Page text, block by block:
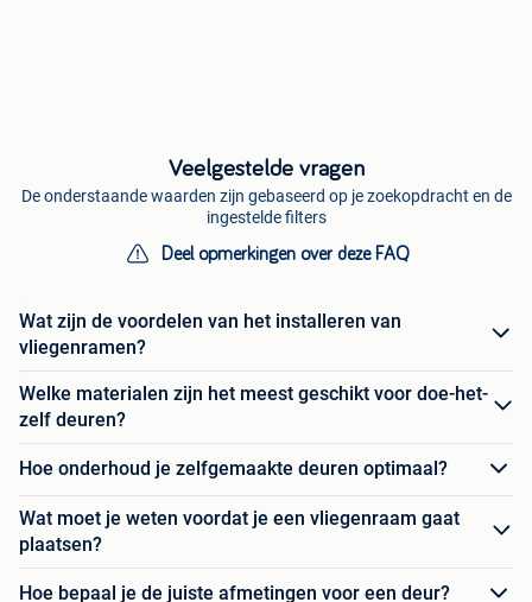
Veelgestelde vragen
De onderstaande waarden zijn gebaseerd op je zoekopdracht en de
ingestelde filters
Deel opmerkingen over deze FAQ
Wat zijn de voordelen van het installeren van
vliegenramen?
Welke materialen zijn het meest geschikt voor doe-het-
zelf deuren?
Hoe onderhoud je zelfgemaakte deuren optimaal?
Wat moet je weten voordat je een vliegenraam gaat
plaatsen?
Hoe bepaal je de juiste afmetingen voor een deur?